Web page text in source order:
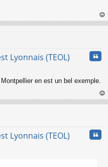
au
Lyonnais (TEOL)
en est un bel exemple.
au
Lyonnais (TEOL)